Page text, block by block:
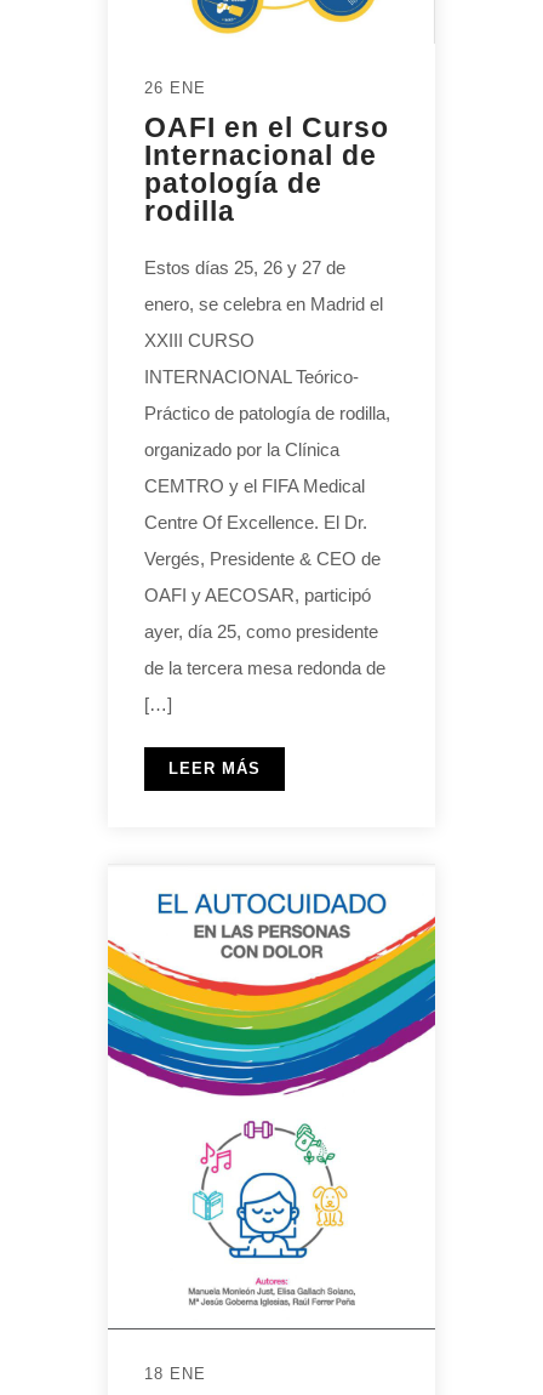
26 ENE
OAFI en el Curso
Internacional de
patología de
rodilla
Estos días 25, 26 y 27 de
enero, se celebra en Madrid el
XXIII CURSO
INTERNACIONAL Teórico-
Práctico de patología de rodilla,
organizado por la Clínica
CEMTRO y el FIFA Medical
Centre Of Excellence. El Dr.
Vergés, Presidente & CEO de
OAFI y AECOSAR, participó
ayer, día 25, como presidente
de la tercera mesa redonda de
[…]
LEER MÁS
18 ENE